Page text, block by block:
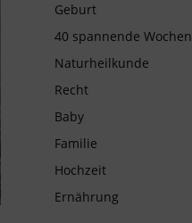
Geburt
40 spannende Wochen
Naturheilkunde
Recht
Baby
Familie
Hochzeit
Ernährung